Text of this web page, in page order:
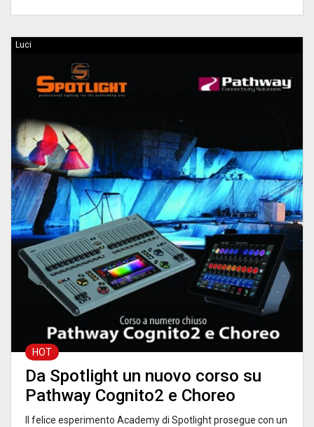
Luci
HOT
Da Spotlight un nuovo corso su
Pathway Cognito2 e Choreo
Il felice esperimento Academy di Spotlight prosegue con un